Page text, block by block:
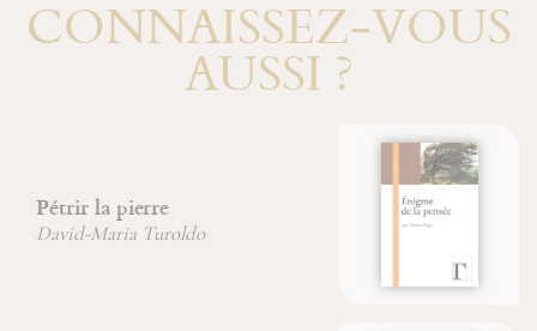
CONNAISSEZ-VOUS
AUSSI ?
Énigme de la pensée